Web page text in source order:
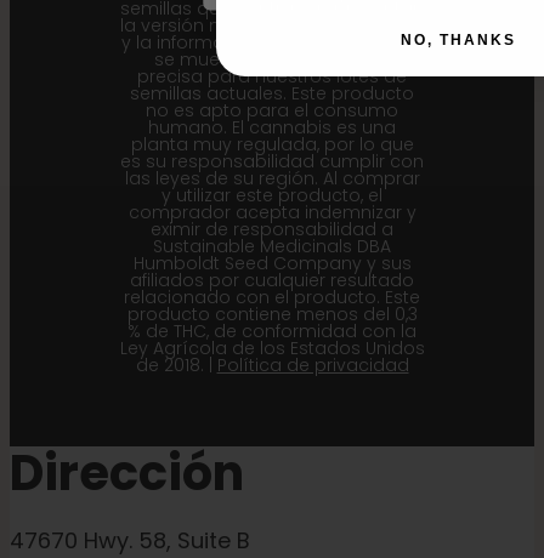
semillas que contiene representan
la versión más reciente del cultivar
y la información generacional que
se muestra aquí es la más
precisa para nuestros lotes de
semillas actuales. Este producto
no es apto para el consumo
humano. El cannabis es una
planta muy regulada, por lo que
es su responsabilidad cumplir con
las leyes de su región. Al comprar
y utilizar este producto, el
comprador acepta indemnizar y
eximir de responsabilidad a
Sustainable Medicinals DBA
Humboldt Seed Company y sus
afiliados por cualquier resultado
relacionado con el producto. Este
producto contiene menos del 0,3
% de THC, de conformidad con la
Ley Agrícola de los Estados Unidos
de 2018. | Política de privacidad
Dirección
47670 Hwy. 58, Suite B
NO, THANKS